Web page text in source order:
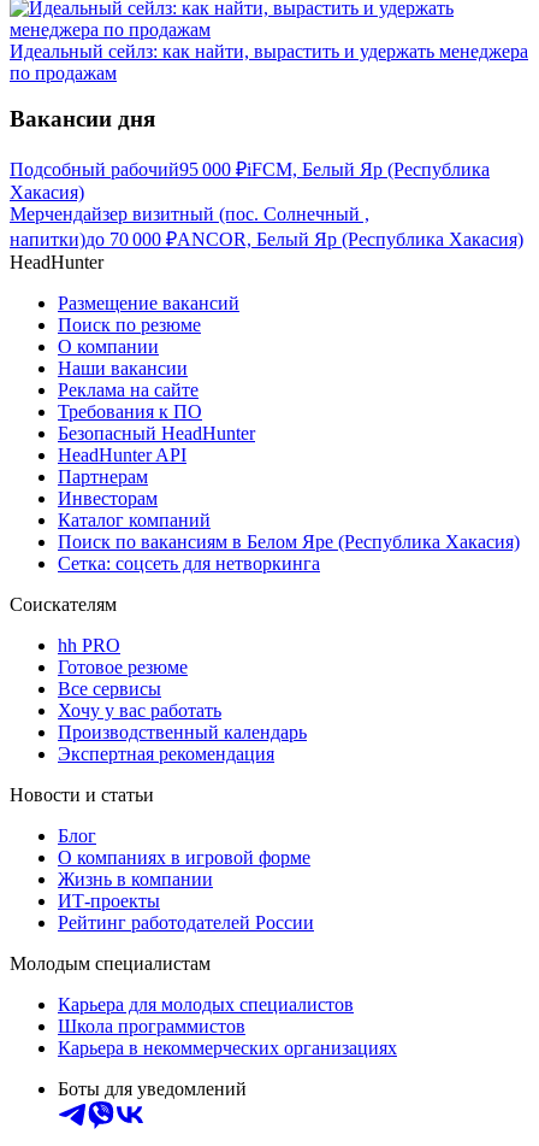
Идеальный сейлз: как найти, вырастить и удержать менеджера
по продажам
Вакансии дня
Подсобный рабочий95 000 ₽iFCM, Белый Яр (Республика
Хакасия)
Мерчендайзер визитный (пос. Солнечный ,
напитки)до 70 000 ₽ANCOR, Белый Яр (Республика Хакасия)
HeadHunter
Размещение вакансий
Поиск по резюме
О компании
Наши вакансии
Реклама на сайте
Требования к ПО
Безопасный HeadHunter
HeadHunter API
Партнерам
Инвесторам
Каталог компаний
Поиск по вакансиям в Белом Яре (Республика Хакасия)
Сетка: соцсеть для нетворкинга
Соискателям
hh PRO
Готовое резюме
Все сервисы
Хочу у вас работать
Производственный календарь
Экспертная рекомендация
Новости и статьи
Блог
О компаниях в игровой форме
Жизнь в компании
ИТ-проекты
Рейтинг работодателей России
Молодым специалистам
Карьера для молодых специалистов
Школа программистов
Карьера в некоммерческих организациях
Боты для уведомлений